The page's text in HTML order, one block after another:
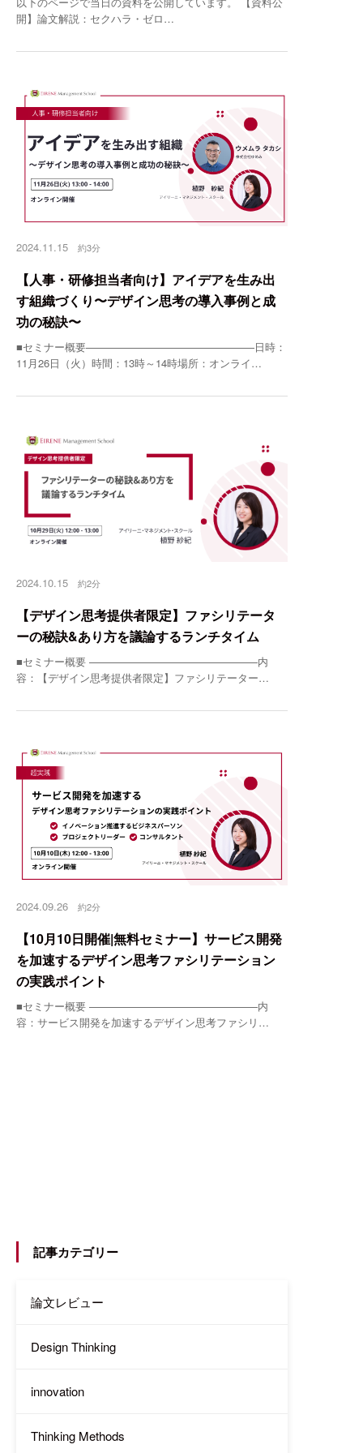
開】論文解説：セクハラ・ゼロ…
2024.11.15 約3分
【人事・研修担当者向け】アイデアを生み出
す組織づくり〜デザイン思考の導入事例と成
功の秘訣〜
■セミナー概要————————————————日時：
11月26日（火）時間：13時～14時場所：オンライ…
2024.10.15 約2分
【デザイン思考提供者限定】ファシリテータ
ーの秘訣&あり方を議論するランチタイム
■セミナー概要 ————————————————内
容：【デザイン思考提供者限定】ファシリテーター…
2024.09.26 約2分
【10月10日開催|無料セミナー】サービス開発
を加速するデザイン思考ファシリテーション
の実践ポイント
■セミナー概要 ————————————————内
容：サービス開発を加速するデザイン思考ファシリ…
記事カテゴリー
論文レビュー
Design Thinking
innovation
Thinking Methods